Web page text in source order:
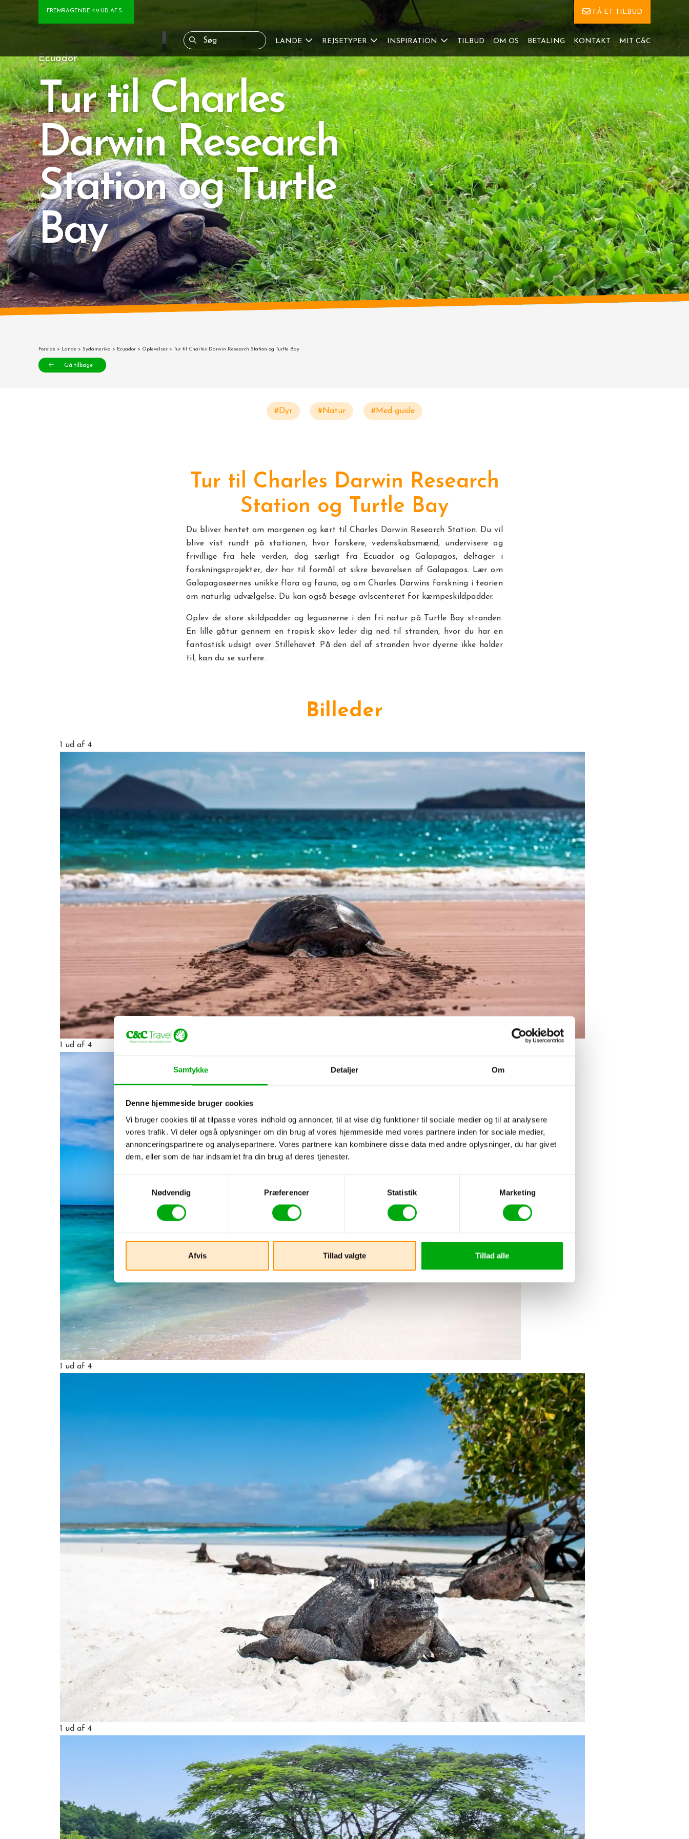
Samtykke Detaljer Om
Denne hjemmeside bruger cookies
Vi bruger cookies til at tilpasse vores indhold og annoncer, til at vise dig funktioner til sociale medier og til at analysere
vores trafik. Vi deler også oplysninger om din brug af vores hjemmeside med vores partnere inden for sociale medier,
annonceringspartnere og analysepartnere. Vores partnere kan kombinere disse data med andre oplysninger, du har givet
dem, eller som de har indsamlet fra din brug af deres tjenester.
Nødvendig
Præferencer Statistik Marketing
Afvis Tillad valgte Tillad alle
FREMRAGENDE 4.9 UD AF 5 FÅ ET TILBUD
LANDE REJSETYPER INSPIRATION TILBUD OM OS BETALING KONTAKT MIT C&C
Ecuador
Tur til Charles
Darwin Research
Station og Turtle
Bay
Forside > Lande > Sydamerika > Ecuador > Oplevelser > Tur til Charles Darwin Research Station og Turtle Bay
Gå tilbage
#Dyr #Natur #Med guide
Tur til Charles Darwin Research
Station og Turtle Bay
Du bliver hentet om morgenen og kørt til Charles Darwin Research Station. Du vil
blive vist rundt på stationen, hvor forskere, vedenskabsmænd, undervisere og
frivillige fra hele verden, dog særligt fra Ecuador og Galapagos, deltager i
forskningsprojekter, der har til formål at sikre bevarelsen af Galapagos. Lær om
Galapagosøernes unikke flora og fauna, og om Charles Darwins forskning i teorien
om naturlig udvælgelse. Du kan også besøge avlscenteret for kæmpeskildpadder.
Oplev de store skildpadder og leguanerne i den fri natur på Turtle Bay stranden.
En lille gåtur gennem en tropisk skov leder dig ned til stranden, hvor du har en
fantastisk udsigt over Stillehavet. På den del af stranden hvor dyerne ikke holder
til, kan du se surfere.
Billeder
1 ud af 4
1 ud af 4
1 ud af 4
1 ud af 4